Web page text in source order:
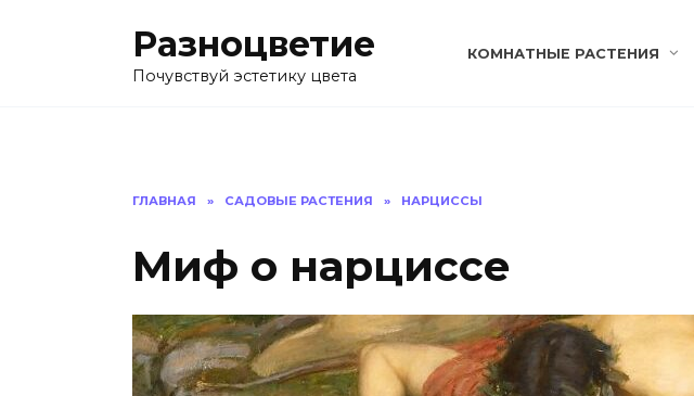
Разноцветие
Почувствуй эстетику цвета
КОМНАТНЫЕ РАСТЕНИЯ
ГЛАВНАЯ » САДОВЫЕ РАСТЕНИЯ » НАРЦИССЫ
Миф о нарциссе